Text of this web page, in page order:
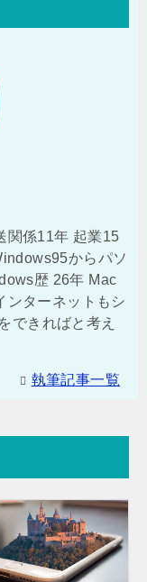
関係11年 起業15
からパソ
歴 26年 Mac
ンターネットもシ
できればと考え
執筆記事一覧